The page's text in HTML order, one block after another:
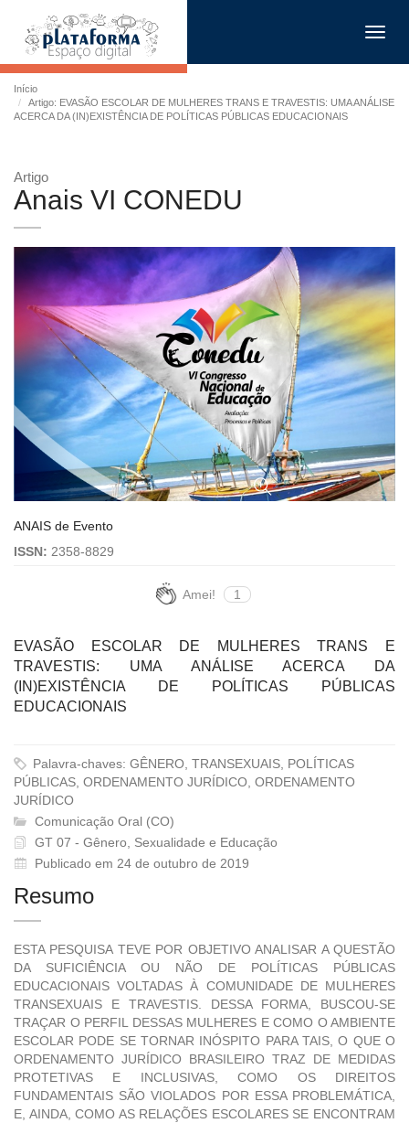
Início
Artigo: EVASÃO ESCOLAR DE MULHERES TRANS E TRAVESTIS: UMA ANÁLISE
ACERCA DA (IN)EXISTÊNCIA DE POLÍTICAS PÚBLICAS EDUCACIONAIS
Artigo
Anais VI CONEDU
ANAIS de Evento
ISSN: 2358-8829
Amei! 1
EVASÃO ESCOLAR DE MULHERES TRANS E
TRAVESTIS: UMA ANÁLISE ACERCA DA
(IN)EXISTÊNCIA DE POLÍTICAS PÚBLICAS
EDUCACIONAIS
Palavra-chaves: GÊNERO, TRANSEXUAIS, POLÍTICAS
PÚBLICAS, ORDENAMENTO JURÍDICO, ORDENAMENTO
JURÍDICO
Comunicação Oral (CO)
GT 07 - Gênero, Sexualidade e Educação
Publicado em 24 de outubro de 2019
Resumo
ESTA PESQUISA TEVE POR OBJETIVO ANALISAR A QUESTÃO
DA SUFICIÊNCIA OU NÃO DE POLÍTICAS PÚBLICAS
EDUCACIONAIS VOLTADAS À COMUNIDADE DE MULHERES
TRANSEXUAIS E TRAVESTIS. DESSA FORMA, BUSCOU-SE
TRAÇAR O PERFIL DESSAS MULHERES E COMO O AMBIENTE
ESCOLAR PODE SE TORNAR INÓSPITO PARA TAIS, O QUE O
ORDENAMENTO JURÍDICO BRASILEIRO TRAZ DE MEDIDAS
PROTETIVAS E INCLUSIVAS, COMO OS DIREITOS
FUNDAMENTAIS SÃO VIOLADOS POR ESSA PROBLEMÁTICA,
E, AINDA, COMO AS RELAÇÕES ESCOLARES SE ENCONTRAM